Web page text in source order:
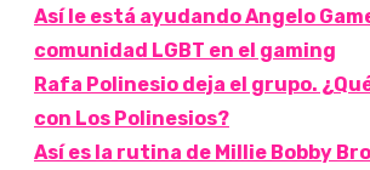
Así le está ayudando Angelo
comunidad LGBT en el gaming
Rafa Polinesio deja el grupo.
con Los Polinesios?
Así es la rutina de Millie Bobby